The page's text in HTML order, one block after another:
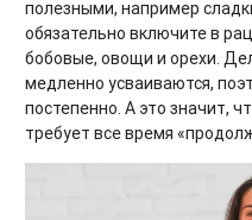
полезными, например
обязательно включите в
бобовые, овощи и орехи.
медленно усваиваются,
постепенно. А это значит,
требует все время